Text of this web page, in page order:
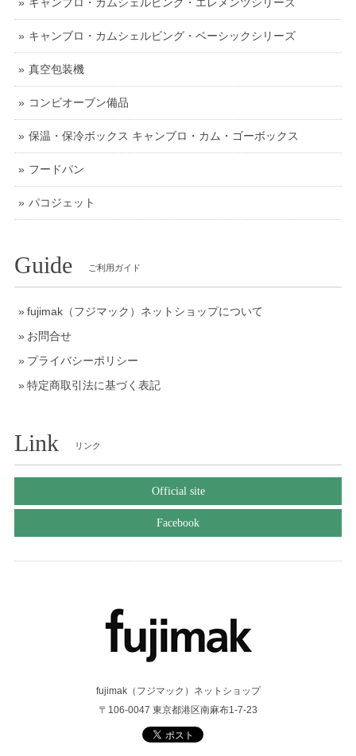
キャンブロ・カムシェルビング・ベーシックシリーズ
真空包装機
コンビオーブン備品
保温・保冷ボックス キャンブロ・カム・ゴーボックス
フードパン
パコジェット
Guide ご利用ガイド
fujimak（フジマック）ネットショップについて
お問合せ
プライバシーポリシー
特定商取引法に基づく表記
Link リンク
Official site
Facebook
fujimak（フジマック）ネットショップ
〒106-0047 東京都港区南麻布1-7-23